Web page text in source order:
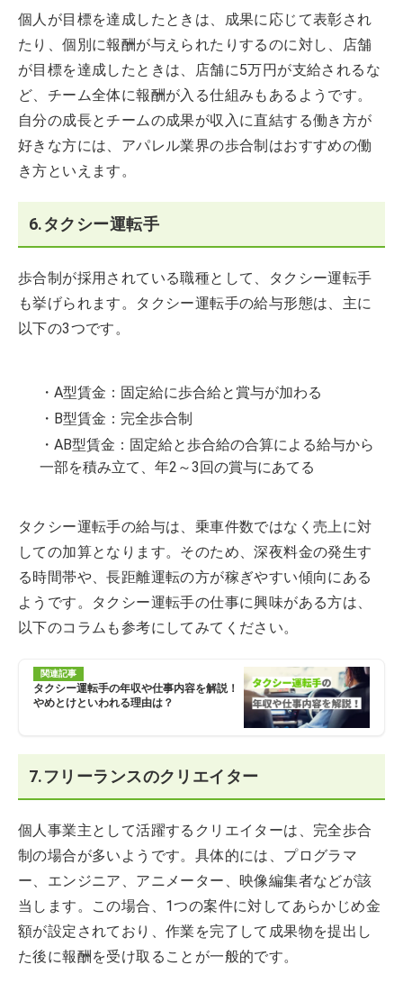
個人が目標を達成したときは、成果に応じて表彰され
たり、個別に報酬が与えられたりするのに対し、店舗
が目標を達成したときは、店舗に5万円が支給されるな
ど、チーム全体に報酬が入る仕組みもあるようです。
自分の成長とチームの成果が収入に直結する働き方が
好きな方には、アパレル業界の歩合制はおすすめの働
き方といえます。
6.タクシー運転手
歩合制が採用されている職種として、タクシー運転手
も挙げられます。タクシー運転手の給与形態は、主に
以下の3つです。
・A型賃金：固定給に歩合給と賞与が加わる
・B型賃金：完全歩合制
・AB型賃金：固定給と歩合給の合算による給与から
一部を積み立て、年2～3回の賞与にあてる
タクシー運転手の給与は、乗車件数ではなく売上に対
しての加算となります。そのため、深夜料金の発生す
る時間帯や、長距離運転の方が稼ぎやすい傾向にある
ようです。タクシー運転手の仕事に興味がある方は、
以下のコラムも参考にしてみてください。
関連記事
タクシー運転手の年収や仕事内容を解説！
やめとけといわれる理由は？
7.フリーランスのクリエイター
個人事業主として活躍するクリエイターは、完全歩合
制の場合が多いようです。具体的には、プログラマ
ー、エンジニア、アニメーター、映像編集者などが該
当します。この場合、1つの案件に対してあらかじめ金
額が設定されており、作業を完了して成果物を提出し
た後に報酬を受け取ることが一般的です。